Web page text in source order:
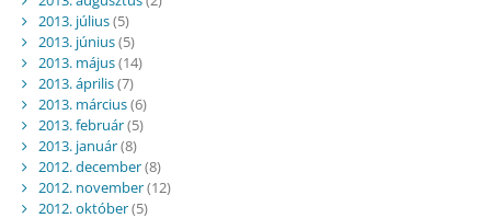
2013. július(5)
2013. június(5)
2013. május(14)
2013. április(7)
2013. március(6)
2013. február(5)
2013. január(8)
2012. december(8)
2012. november(12)
2012. október(5)